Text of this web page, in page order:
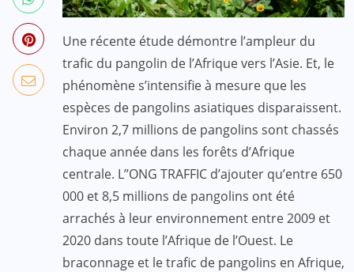
Une récente étude démontre l’ampleur du
trafic du pangolin de l’Afrique vers l’Asie. Et, le
phénomène s’intensifie à mesure que les
espèces de pangolins asiatiques disparaissent.
Environ 2,7 millions de pangolins sont chassés
chaque année dans les forêts d’Afrique
centrale. L’’ONG TRAFFIC d’ajouter qu’entre 650
000 et 8,5 millions de pangolins ont été
arrachés à leur environnement entre 2009 et
2020 dans toute l’Afrique de l’Ouest. Le
braconnage et le trafic de pangolins en Afrique,